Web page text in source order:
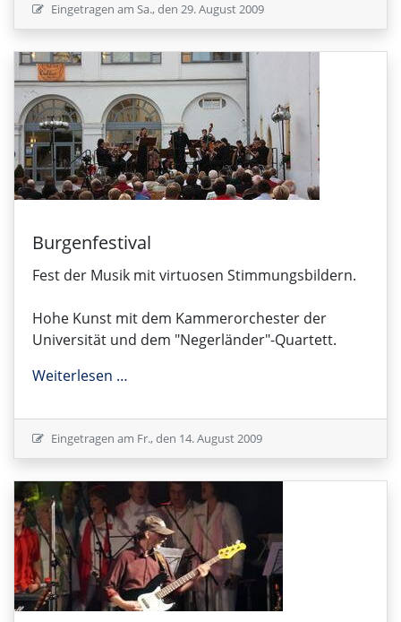
Eingetragen am Sa., den 29. August 2009
Burgenfestival
Fest der Musik mit virtuosen Stimmungsbildern.
Hohe Kunst mit dem Kammerorchester der
Universität und dem "Negerländer"-Quartett.
Weiterlesen …
Eingetragen am Fr., den 14. August 2009